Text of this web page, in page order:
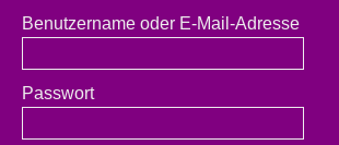
Benutzername oder E-Mail-Adresse
Passwort